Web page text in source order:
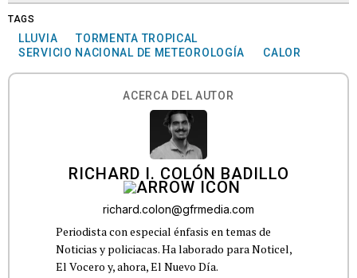
TAGS
LLUVIA
TORMENTA TROPICAL
SERVICIO NACIONAL DE METEOROLOGÍA
CALOR
ACERCA DEL AUTOR
RICHARD I. COLÓN BADILLO
richard.colon@gfrmedia.com
Periodista con especial énfasis en temas de
Noticias y policiacas. Ha laborado para Noticel,
El Vocero y, ahora, El Nuevo Día.